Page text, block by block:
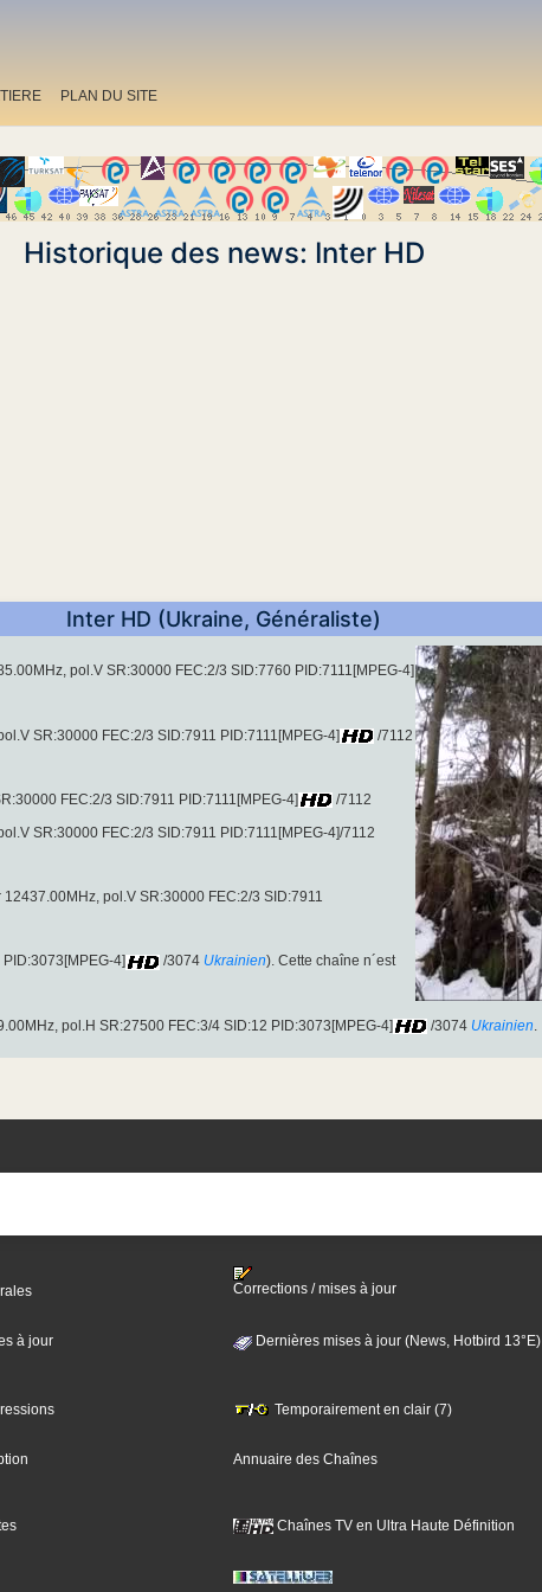
PLAN DU SITE
Historique des news: Inter HD
Inter HD (Ukraine, Généraliste)
pol.V SR:30000 FEC:2/3 SID:7760 PID:7111[MPEG-4]
SR:30000 FEC:2/3 SID:7911 PID:7111[MPEG-4]
/7112
FEC:2/3 SID:7911 PID:7111[MPEG-4]
/7112
SR:30000 FEC:2/3 SID:7911 PID:7111[MPEG-4]/7112
pol.V SR:30000 FEC:2/3 SID:7911
4] /3074 Ukrainien). Cette chaîne n´est
pol.H SR:27500 FEC:3/4 SID:12 PID:3073[MPEG-4] /3074 Ukrainien
Corrections / mises à jour
à jour
Dernières mises à jour (News, Hotbird 13°E)
Temporairement en clair (7)
Annuaire des Chaînes
Chaînes TV en Ultra Haute Définition